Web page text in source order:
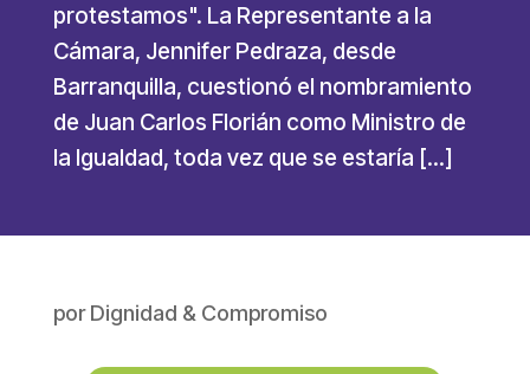
protestamos". La Representante a la
Cámara, Jennifer Pedraza, desde
Barranquilla, cuestionó el nombramiento
de Juan Carlos Florián como Ministro de
la Igualdad, toda vez que se estaría […]
porDignidad & Compromiso